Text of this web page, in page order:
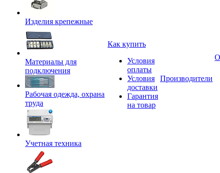
Изделия крепежные
Материалы для
подключения
Рабочая одежда, охрана
труда
Учетная техника
Как купить
Условия
оплаты
Условия
доставки
Гарантия
на товар
Производители